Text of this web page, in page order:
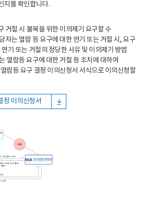
지를 확인합니다.
거절 시 불복을 위한 이의제기 요구할 수
자는 열람 등 요구에 대한 연기 또는 거절 시, 요구
기 또는 거절의 정당한 사유 및 이의제기 방법
열람등 요구에 대한 거절 등 조치에 대하여
람등 요구 결정 이의신청서 서식으로 이의신청할
정 이의신청서